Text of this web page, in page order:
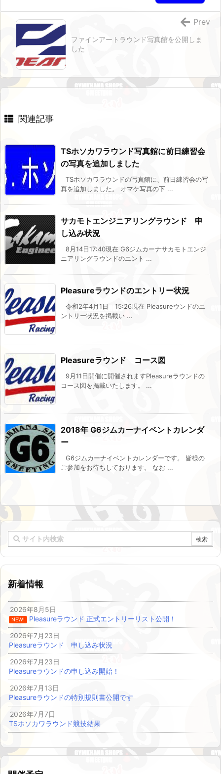
ファインアートラウンド写真館を公開しま
した
Prev
関連記事
TSホソカワラウンド写真館に前日練習会
の写真を追加しました
TSホソカワラウンドの写真館に、前日練習会の写
真を追加しました。 オマケ写真の下 ...
サカモトエンジニアリングラウンド 申
し込み状況
8月14日17:40現在 G6ジムカーナサカモトエンジ
ニアリングラウンドのエント ...
Pleasureラウンドのエントリー状況
令和2年4月1日 15:26現在 Pleasureウンドのエ
ントリー状況を掲載い ...
Pleasureラウンド コース図
9月11日開催に開催されますPleasureラウンドの
コース図を掲載いたします。 ...
2018年 G6ジムカーナイベントカレンダ
ー
G6ジムカーナイベントカレンダーです。 皆様の
ご参加をお待ちしております。 なお ...
新着情報
2026年8月5日
NEW!
Pleasureラウンド 正式エントリーリスト公開！
2026年7月23日
Pleasureラウンド 申し込み状況
2026年7月23日
Pleasureラウンドの申し込み開始！
2026年7月13日
Pleasureラウンドの特別規則書公開です
2026年7月7日
TSホソカワラウンド競技結果